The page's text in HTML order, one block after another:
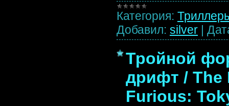
Категория:
Добавил: silver |
Тройной
дрифт / The
Furious: